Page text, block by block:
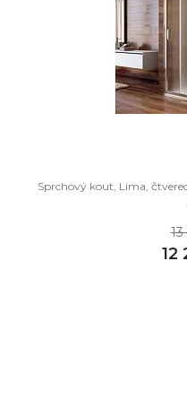
Sprchový kout, Lima,
12